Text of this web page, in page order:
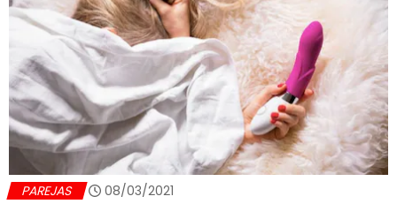
PAREJAS 08/03/2021